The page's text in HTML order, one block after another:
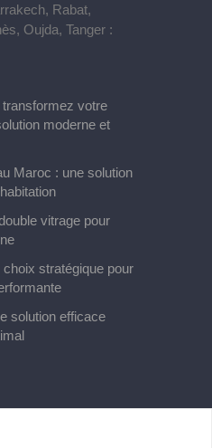
Rabat,
Oujda, Tanger :
votre
moderne et
Maroc : une solution
vitrage pour
stratégique pour
solution efficace